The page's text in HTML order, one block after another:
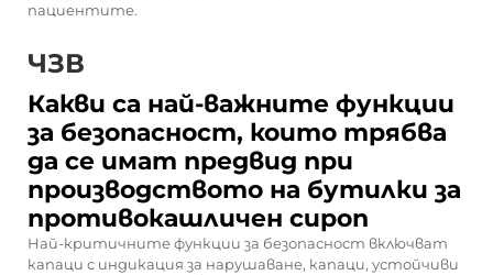
пациентите.
ЧЗВ
Какви са най-важните функции
за безопасност, които трябва
да се имат предвид при
производството на бутилки за
противокашличен сироп
Най-критичните функции за безопасност включват
капаци с индикация за нарушаване, капаци, устойчиви